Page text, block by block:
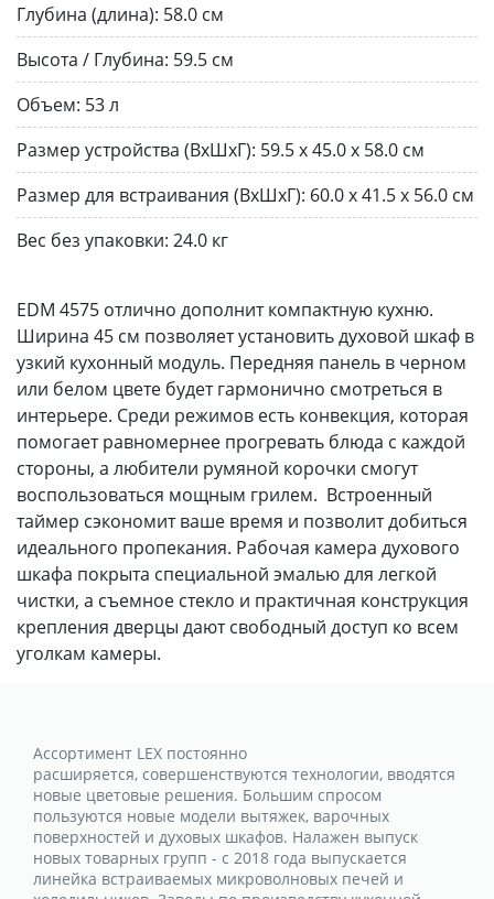
Глубина (длина): 58.0 см
Высота / Глубина: 59.5 см
Объем: 53 л
Размер устройства (ВхШхГ): 59.5 х 45.0 х 58.0 см
Размер для встраивания (ВхШхГ): 60.0 х 41.5 х 56.0 см
Вес без упаковки: 24.0 кг
EDM 4575 отлично дополнит компактную кухню.
Ширина 45 см позволяет установить духовой шкаф в
узкий кухонный модуль. Передняя панель в черном
или белом цвете будет гармонично смотреться в
интерьере. Среди режимов есть конвекция, которая
помогает равномернее прогревать блюда с каждой
стороны, а любители румяной корочки смогут
воспользоваться мощным грилем. Встроенный
таймер сэкономит ваше время и позволит добиться
идеального пропекания. Рабочая камера духового
шкафа покрыта специальной эмалью для легкой
чистки, а съемное стекло и практичная конструкция
крепления дверцы дают свободный доступ ко всем
уголкам камеры.
Ассортимент LEX постоянно
расширяется, совершенствуются технологии, вводятся
новые цветовые решения. Большим спросом
пользуются новые модели вытяжек, варочных
поверхностей и духовых шкафов. Налажен выпуск
новых товарных групп - с 2018 года выпускается
линейка встраиваемых микроволновых печей и